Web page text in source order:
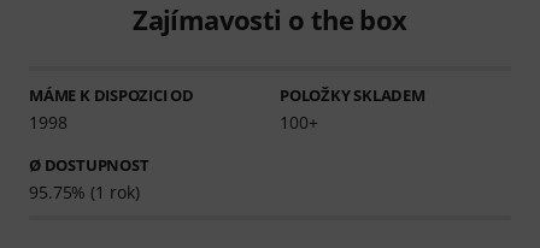
Zajímavosti o the box
MÁME K DISPOZICI OD
1998
POLOŽKY SKLADEM
100+
Ø DOSTUPNOST
95.75% (1 rok)